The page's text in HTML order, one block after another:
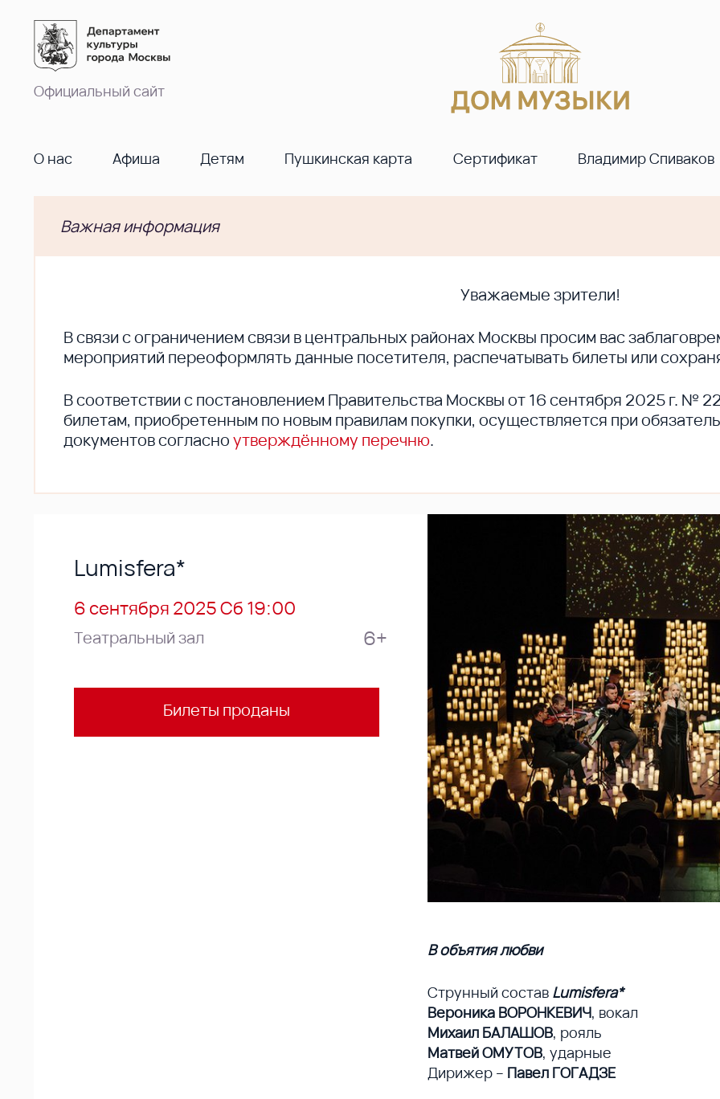
Официальный сайт
О нас Афиша Детям Пушкинская карта Сертификат Владимир Спиваков
Важная информация
Уважаемые зрители!
В cвязи с ограничением связи в центральных районах Москвы просим вас
мероприятий переоформлять данные посетителя, распечатывать билеты или
В соответствии с постановлением Правительства Москвы от 16 сентября 2025 г. №
билетам, приобретенным по новым правилам покупки, осуществляется при
документов согласноутверждённому перечню.
Lumisfera*
6 сентября 2025 Сб 19:00
Театральный зал 6+
Билеты проданы
В объятия любви
Струнный состав Lumisfera*
Вероника ВОРОНКЕВИЧ, вокал
Михаил БАЛАШОВ, рояль
Матвей ОМУТОВ, ударные
Дирижер – Павел ГОГАДЗЕ